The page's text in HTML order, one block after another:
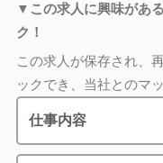
▼この求人に興味があ
ク！
この求人が保存され、
ックでき、当社とのマ
仕事内容